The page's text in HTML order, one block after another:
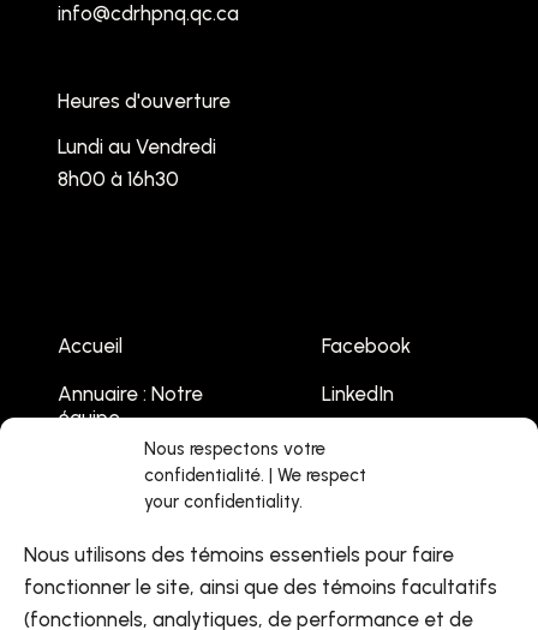
Nous respectons votre
confidentialité. | We respect
your confidentiality.
Nous utilisons des témoins essentiels pour faire
fonctionner le site, ainsi que des témoins facultatifs
(fonctionnels, analytiques, de performance et de
info@cdrhpnq.qc.ca
Heures d'ouverture
Lundi au Vendredi
8h00 à 16h30
Accueil
Annuaire : Notre
équipe
Contactez-nous
Facebook
LinkedIn
Youtube